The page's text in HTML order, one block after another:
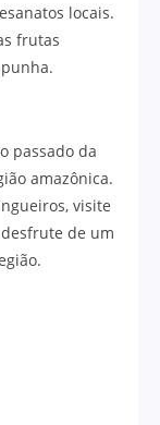
locais.
frutas
passado da
amazônica.
visite
de um